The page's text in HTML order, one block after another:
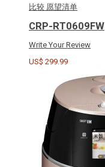
比较 愿望清单
CRP-RT0609FW
Write Your Review
US$ 299.99